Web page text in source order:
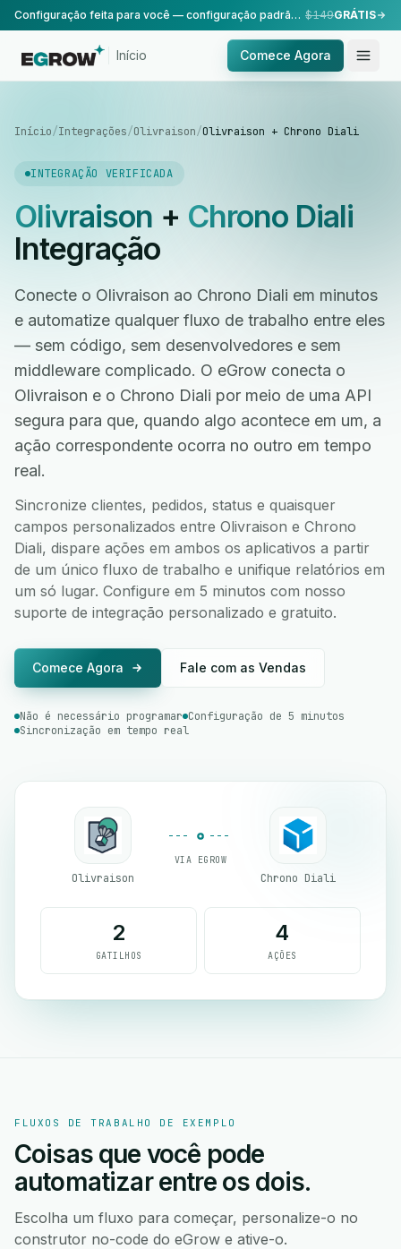
Configuração feita para você — configuração padrão, realizada pela nossa equipe. $149GRÁTIS
Início Comece Agora
Início/Integrações/Olivraison/Olivraison + Chrono Diali
INTEGRAÇÃO VERIFICADA
Olivraison + Chrono Diali
Integração
Conecte o Olivraison ao Chrono Diali em minutos
e automatize qualquer fluxo de trabalho entre eles
— sem código, sem desenvolvedores e sem
middleware complicado. O eGrow conecta o
Olivraison e o Chrono Diali por meio de uma API
segura para que, quando algo acontece em um, a
ação correspondente ocorra no outro em tempo
real.
Sincronize clientes, pedidos, status e quaisquer
campos personalizados entre Olivraison e Chrono
Diali, dispare ações em ambos os aplicativos a partir
de um único fluxo de trabalho e unifique relatórios em
um só lugar. Configure em 5 minutos com nosso
suporte de integração personalizado e gratuito.
Comece Agora Fale com as Vendas
Não é necessário programar Configuração de 5 minutos
Sincronização em tempo real
Olivraison
VIA EGROW
Chrono Diali
2
GATILHOS
4
AÇÕES
FLUXOS DE TRABALHO DE EXEMPLO
Coisas que você pode
automatizar entre os dois.
Escolha um fluxo para começar, personalize-o no
construtor no-code do eGrow e ative-o.